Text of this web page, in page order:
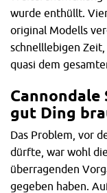
wurde enthüllt.
original Modells
schnelllebigen
quasi dem
Cannondale
gut Ding
Das Problem, vor
dürfte, war wohl
überragenden
gegeben haben.